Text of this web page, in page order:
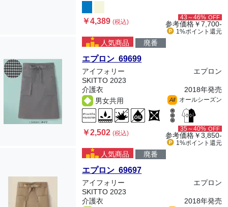
￥4,389(税込)
43～46% OFF
参考価格￥7,700-
1%ポイント 還元
人気商品 廃番
エプロン 69699
アイフォリー
エプロン
SKITTO 2023
介護衣
2018年発売
男女共用
All オールシーズン
￥2,502(税込)
35～40% OFF
参考価格￥3,850-
1%ポイント 還元
人気商品 廃番
エプロン 69697
アイフォリー
エプロン
SKITTO 2023
介護衣
2018年発売